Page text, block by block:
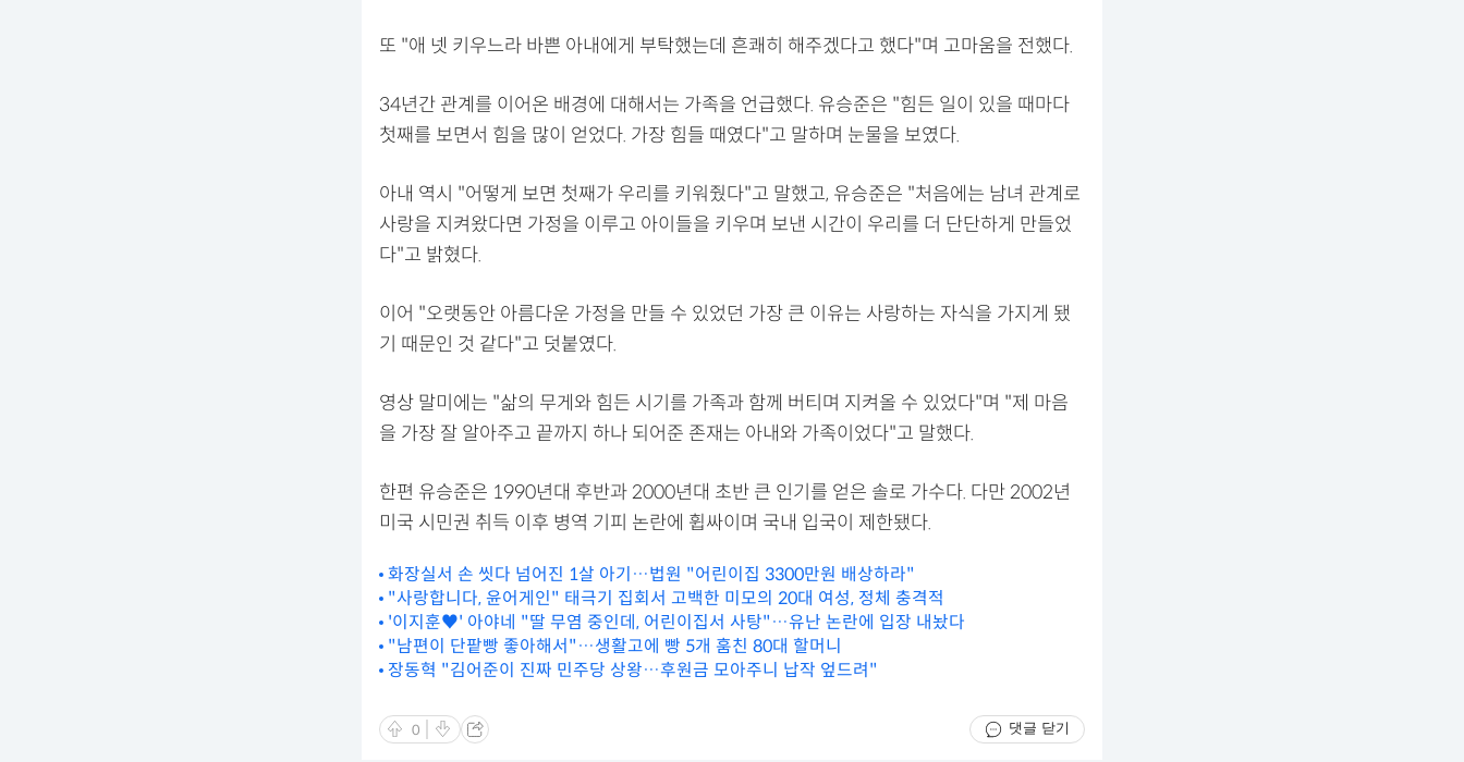
또 "애 넷 키우느라 바쁜 아내에게 부탁했는데 흔쾌히 해주겠다고 했다"며 고마움을 전했다.
34년간 관계를 이어온 배경에 대해서는 가족을 언급했다. 유승준은 "힘든 일이 있을 때마다
첫째를 보면서 힘을 많이 얻었다. 가장 힘들 때였다"고 말하며 눈물을 보였다.
아내 역시 "어떻게 보면 첫째가 우리를 키워줬다"고 말했고, 유승준은 "처음에는 남녀 관계로
사랑을 지켜왔다면 가정을 이루고 아이들을 키우며 보낸 시간이 우리를 더 단단하게 만들었
다"고 밝혔다.
이어 "오랫동안 아름다운 가정을 만들 수 있었던 가장 큰 이유는 사랑하는 자식을 가지게 됐
기 때문인 것 같다"고 덧붙였다.
영상 말미에는 "삶의 무게와 힘든 시기를 가족과 함께 버티며 지켜올 수 있었다"며 "제 마음
을 가장 잘 알아주고 끝까지 하나 되어준 존재는 아내와 가족이었다"고 말했다.
한편 유승준은 1990년대 후반과 2000년대 초반 큰 인기를 얻은 솔로 가수다. 다만 2002년
미국 시민권 취득 이후 병역 기피 논란에 휩싸이며 국내 입국이 제한됐다.
화장실서 손 씻다 넘어진 1살 아기…법원 "어린이집 3300만원 배상하라"
"사랑합니다, 윤어게인" 태극기 집회서 고백한 미모의 20대 여성, 정체 충격적
'이지훈♥' 아야네 "딸 무염 중인데, 어린이집서 사탕"…유난 논란에 입장 내놨다
"남편이 단팥빵 좋아해서"…생활고에 빵 5개 훔친 80대 할머니
장동혁 "김어준이 진짜 민주당 상왕…후원금 모아주니 납작 엎드려"
0 댓글 닫기